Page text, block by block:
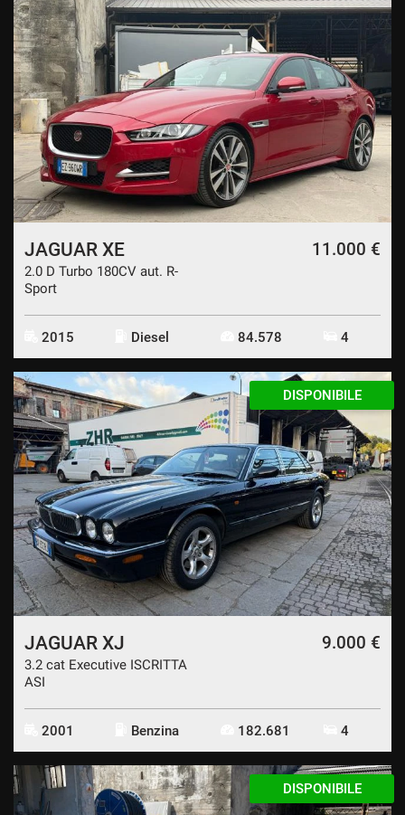
JAGUAR XE
2.0 D Turbo 180CV aut. R-
Sport
11.000 €
2015 Diesel 84.578 4
DISPONIBILE
JAGUAR XJ
3.2 cat Executive ISCRITTA
ASI
9.000 €
2001 Benzina 182.681 4
DISPONIBILE